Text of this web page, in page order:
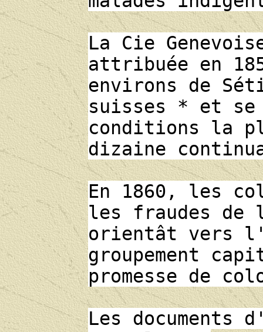
La Cie
attribuée en
environs de
suisses * et se
conditions la
dizaine
En 1860, les
les fraudes de
orientât vers
groupement
promesse de
Les documents